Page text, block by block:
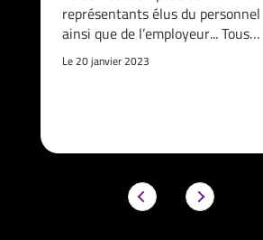
représentants élus du personnel
ainsi que de l’employeur... Tous…
Le 20 janvier 2023